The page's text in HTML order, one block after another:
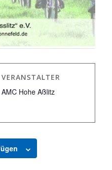
VERANSTALTER
AMC Hohe Aßlitz